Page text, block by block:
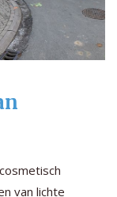
van lichte